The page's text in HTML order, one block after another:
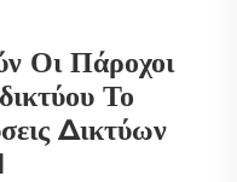
Οι Πάροχοι
Το
Δικτύων